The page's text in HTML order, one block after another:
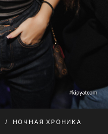
НОЧНАЯ ХРОНИКА